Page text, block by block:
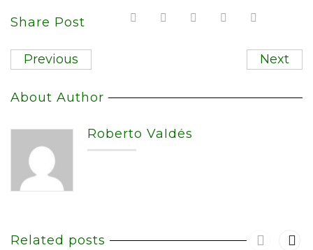
Share Post
Previous Next
About Author
Roberto Valdés
Related posts